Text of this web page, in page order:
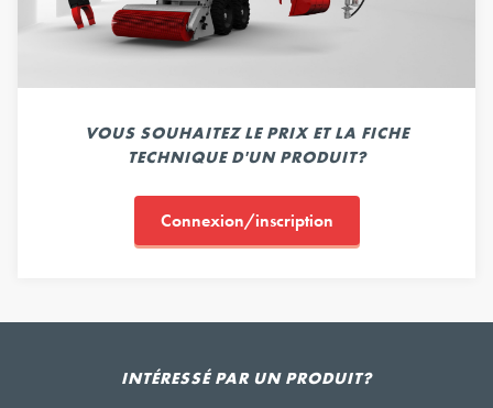
VOUS SOUHAITEZ LE PRIX ET LA FICHE
TECHNIQUE D'UN PRODUIT?
Connexion/inscription
INTÉRESSÉ PAR UN PRODUIT?